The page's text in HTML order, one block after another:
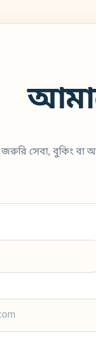
জরুরি সেবা, বুকিং বা